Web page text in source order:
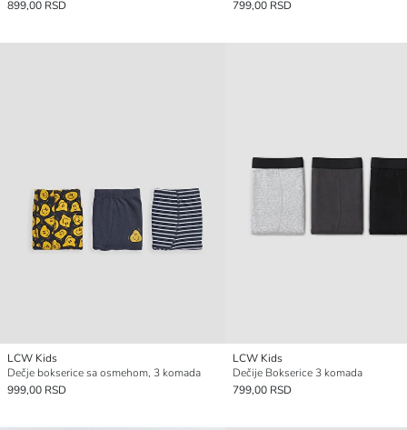
899,00 RSD 799,00 RSD
LCW Kids
Dečje bokserice sa osmehom, 3 komada
999,00 RSD
LCW Kids
Dečije Bokserice 3 komada
799,00 RSD